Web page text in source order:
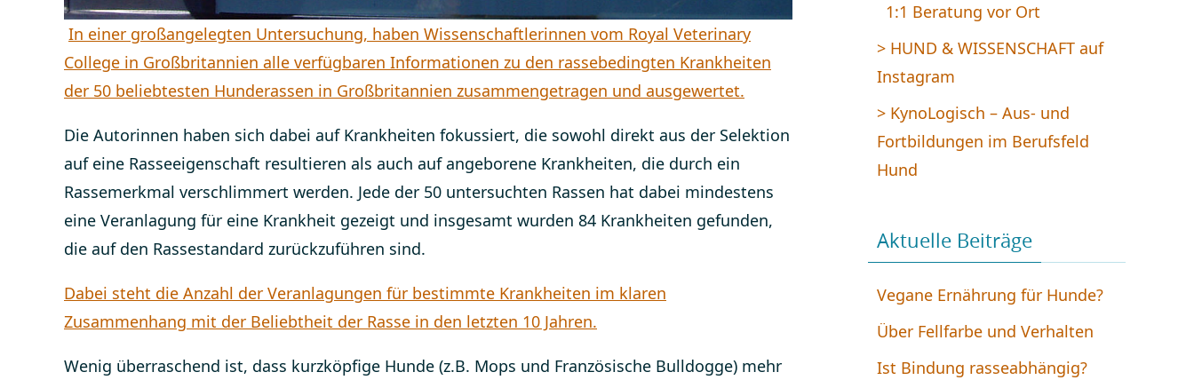
In einer großangelegten Untersuchung, haben Wissenschaftlerinnen vom Royal Veterinary
College in Großbritannien alle verfügbaren Informationen zu den rassebedingten Krankheiten
der 50 beliebtesten Hunderassen in Großbritannien zusammengetragen und ausgewertet.
Die Autorinnen haben sich dabei auf Krankheiten fokussiert, die sowohl direkt aus der Selektion
auf eine Rasseeigenschaft resultieren als auch auf angeborene Krankheiten, die durch ein
Rassemerkmal verschlimmert werden. Jede der 50 untersuchten Rassen hat dabei mindestens
eine Veranlagung für eine Krankheit gezeigt und insgesamt wurden 84 Krankheiten gefunden,
die auf den Rassestandard zurückzuführen sind.
Dabei steht die Anzahl der Veranlagungen für bestimmte Krankheiten im klaren
Zusammenhang mit der Beliebtheit der Rasse in den letzten 10 Jahren.
Wenig überraschend ist, dass kurzköpfige Hunde (z.B. Mops und Französische Bulldogge) mehr
1:1 Beratung vor Ort
> HUND & WISSENSCHAFT auf
Instagram
> KynoLogisch – Aus- und
Fortbildungen im Berufsfeld
Hund
Aktuelle Beiträge
Vegane Ernährung für Hunde?
Über Fellfarbe und Verhalten
Ist Bindung rasseabhängig?